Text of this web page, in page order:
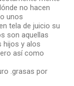
no hacen
unos
tela de juicio su
son aquellas
hijos y alos
así como
.grasas por